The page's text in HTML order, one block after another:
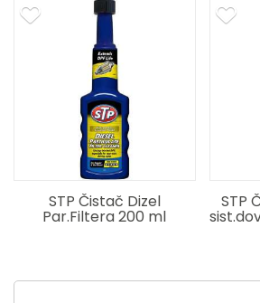
STP Čistač Dizel
Par.Filtera 200 ml
STP